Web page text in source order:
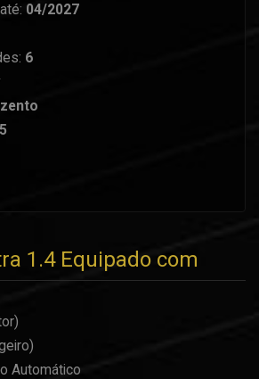
04/2027
6
5
1.4 Equipado com
Automático